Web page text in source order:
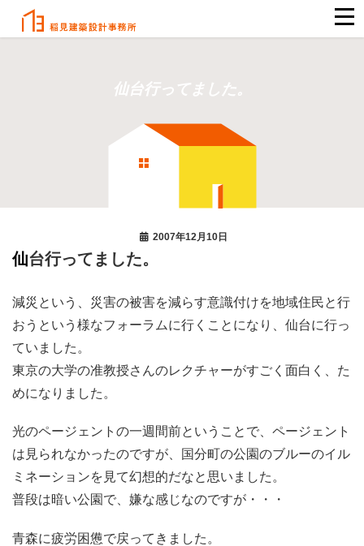
仙台行ってました。
2007年12月10日
仙台行ってました。
減災という、災害の被害を減らす意識付けを地域住民と行
おうという様なフォーラムに行くことになり、仙台に行っ
ていました。
東京の大学の准教授さんのレクチャーがすごく面白く、た
めになりました。
光のページェントの一週間前ということで、ページェント
は見られなかったのですが、国分町の公園のブルーのイル
ミネーションを見て幻想的だなと思いました。
普段は暗い公園で、嫌な感じなのですが・・・
青森に疲労困憊で戻ってきました。